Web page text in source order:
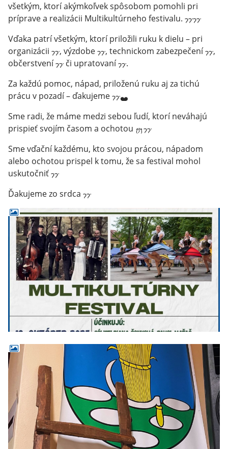
všetkým, ktorí akýmkoľvek spôsobom pomohli pri
príprave a realizácii Multikultúrneho festivalu.
Vďaka patrí všetkým, ktorí priložili ruku k dielu – pri
organizácii
, výzdobe , technickom zabezpečení
,
občerstvení
či upratovaní
.
Za každú pomoc, nápad, priloženú ruku aj za tichú
prácu v pozadí – ďakujeme
Sme radi, že máme medzi sebou ľudí, ktorí neváhajú
prispieť svojím časom a ochotou
Sme vďační každému, kto svojou prácou, nápadom
alebo ochotou prispel k tomu, že sa festival mohol
uskutočniť
Ďakujeme zo srdca